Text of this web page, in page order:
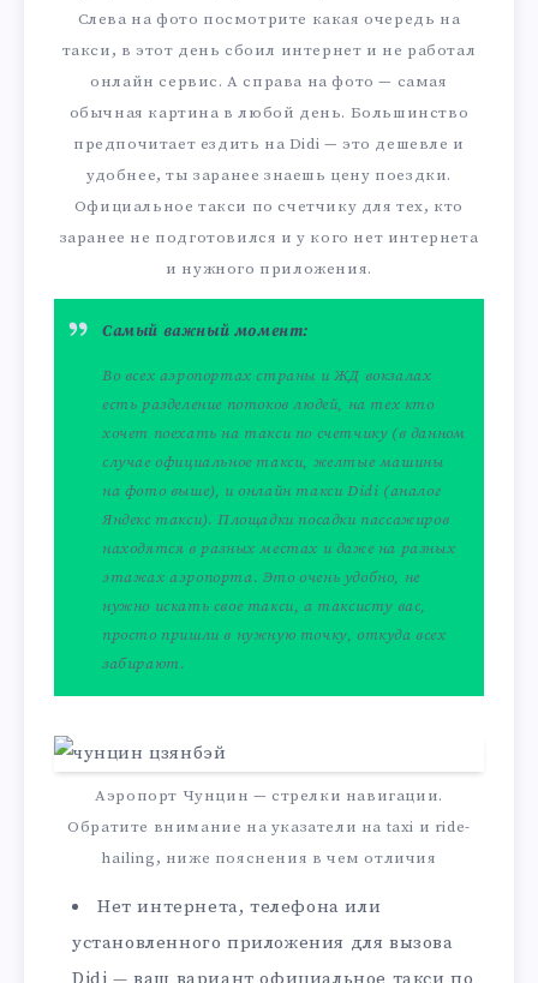
Слева на фото посмотрите какая очередь на
такси, в этот день сбоил интернет и не работал
онлайн сервис. А справа на фото — самая
обычная картина в любой день. Большинство
предпочитает ездить на Didi — это дешевле и
удобнее, ты заранее знаешь цену поездки.
Официальное такси по счетчику для тех, кто
заранее не подготовился и у кого нет интернета
и нужного приложения.
Самый важный момент:
Во всех аэропортах страны и ЖД вокзалах
есть разделение потоков людей, на тех кто
хочет поехать на такси по счетчику (в данном
случае официальное такси, желтые машины
на фото выше), и онлайн такси Didi (аналог
Яндекс такси). Площадки посадки пассажиров
находятся в разных местах и даже на разных
этажах аэропорта. Это очень удобно, не
нужно искать свое такси, а таксисту вас,
просто пришли в нужную точку, откуда всех
забирают.
Аэропорт Чунцин — стрелки навигации.
Обратите внимание на указатели на taxi и ride-
hailing, ниже пояснения в чем отличия
Нет интернета, телефона или
установленного приложения для вызова
Didi — ваш вариант официальное такси по